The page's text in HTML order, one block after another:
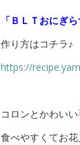
「ＢＬＴおにぎら
作り方はコチラ♪
https://
コロンとかわいい
食べやすくてお